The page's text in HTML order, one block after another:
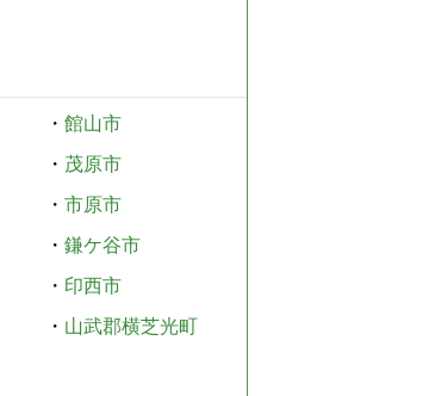
・ 館山市
・ 茂原市
・ 市原市
・ 鎌ケ谷市
・ 印西市
・ 山武郡横芝光町